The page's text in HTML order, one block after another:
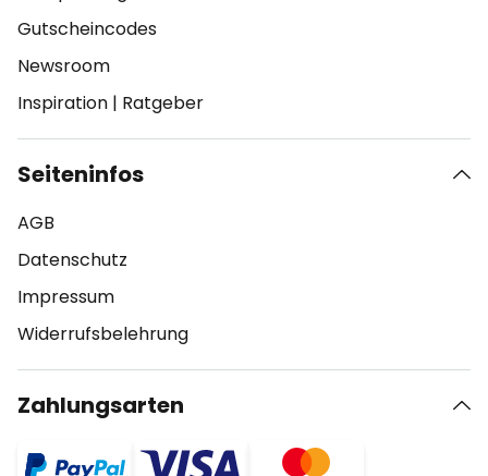
Gutscheincodes
Newsroom
Inspiration | Ratgeber
Seiteninfos
AGB
Datenschutz
Impressum
Widerrufsbelehrung
Zahlungsarten